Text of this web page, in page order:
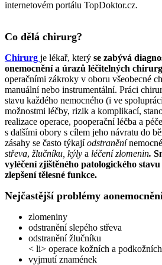
internetovém portálu TopDoktor.cz.
Co dělá chirurg?
Chirurg je lékař, který se zabývá
onemocnění a úrazů léčitelných
operačními zákroky v oboru všeobecné
manuální nebo instrumentální. Práci
stavu každého nemocného (i ve
možnostmi léčby, rizik a komplikací,
realizace operace, pooperační léčba a
s dalšími obory s cílem jeho návratu do
zásahy se často týkajíodstranění
střeva, žlučníku, kýly a léčení zlomenin.
vyléčení zjištěného patologického
zlepšení tělesné funkce.
Nejčastější problémy
zlomeniny
odstranění slepého střeva
odstranění žlučníku
< li> operace kožních a
vyjmutí znamének